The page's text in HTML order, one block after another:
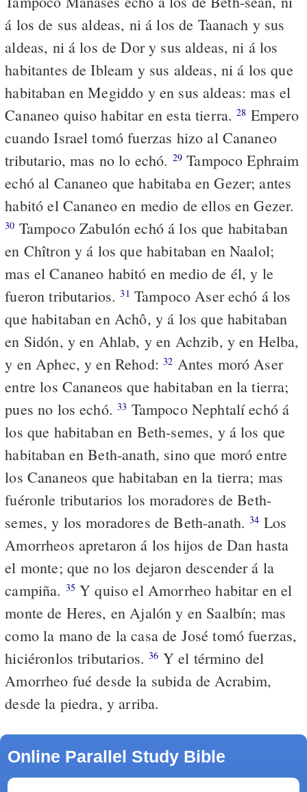
á los de sus aldeas, ni á los de Taanach y sus
aldeas, ni á los de Dor y sus aldeas, ni á los
habitantes de Ibleam y sus aldeas, ni á los que
habitaban en Megiddo y en sus aldeas: mas el
Cananeo quiso habitar en esta tierra.28 Empero
cuando Israel tomó fuerzas hizo al Cananeo
tributario, mas no lo echó. 29 Tampoco Ephraim
echó al Cananeo que habitaba en Gezer; antes
habitó el Cananeo en medio de ellos en Gezer.
30 Tampoco Zabulón echó á los que habitaban
en Chîtron y á los que habitaban en Naalol;
mas el Cananeo habitó en medio de él, y le
fueron tributarios.31 Tampoco Aser echó á los
que habitaban en Achô, y á los que habitaban
en Sidón, y en Ahlab, y en Achzib, y en Helba,
y en Aphec, y en Rehod:32 Antes moró Aser
entre los Cananeos que habitaban en la tierra;
pues no los echó.33 Tampoco Nephtalí echó á
los que habitaban en Beth-semes, y á los que
habitaban en Beth-anath, sino que moró entre
los Cananeos que habitaban en la tierra; mas
fuéronle tributarios los moradores de Beth-
semes, y los moradores de Beth-anath.34 Los
Amorrheos apretaron á los hijos de Dan hasta
el monte; que no los dejaron descender á la
campiña. 35 Y quiso el Amorrheo habitar en el
monte de Heres, en Ajalón y en Saalbín; mas
como la mano de la casa de José tomó fuerzas,
hiciéronlos tributarios.36 Y el término del
Amorrheo fué desde la subida de Acrabim,
desde la piedra, y arriba.
Online Parallel Study Bible